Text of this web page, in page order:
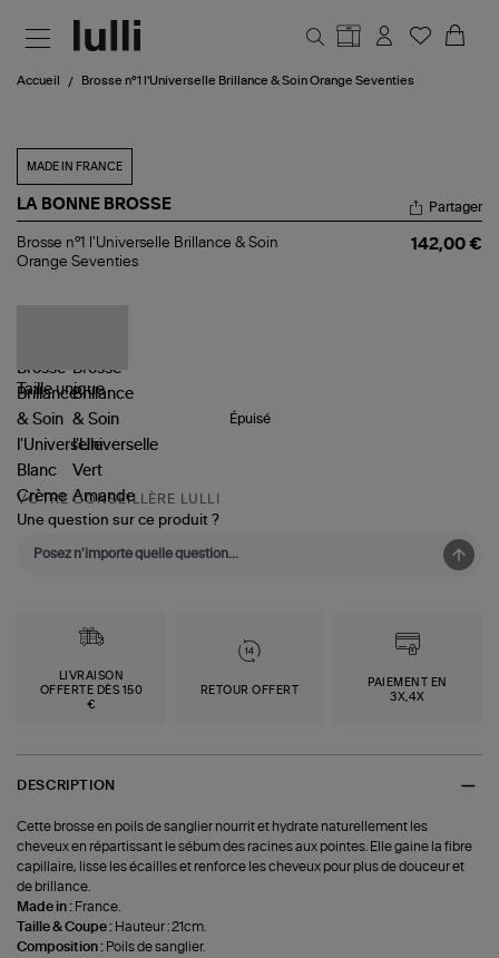
Accueil Brosse n°1 l'Universelle Brillance & Soin Orange Seventies
MADE IN FRANCE
LA BONNE BROSSE
Brosse
n°1
l'Universelle
Partager
Brosse n°1 l'Universelle Brillance & Soin
Orange Seventies
142,00 €
Tailleunique
Épuisé
VOTRE CONSEILLÈRE LULLI
Une question sur ce produit ?
LIVRAISON
OFFERTE DÈS 150
€
RETOUR OFFERT
PAIEMENT EN
3X,4X
DESCRIPTION
Cette brosse en poils de sanglier nourrit et hydrate naturellement les
cheveux en répartissant le sébum des racines aux pointes. Elle gaine la fibre
capillaire, lisse les écailles et renforce les cheveux pour plus de douceur et
de brillance.
Made in : France.
Taille & Coupe : Hauteur : 21cm.
Composition : Poils de sanglier.